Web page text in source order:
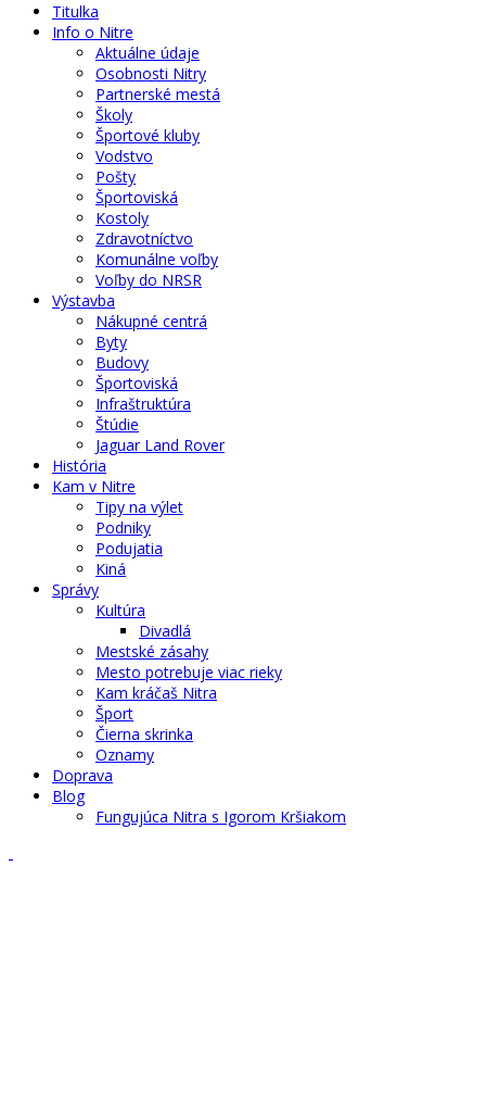
Titulka
Info o Nitre
Aktuálne údaje
Osobnosti Nitry
Partnerské mestá
Školy
Športové kluby
Vodstvo
Pošty
Športoviská
Kostoly
Zdravotníctvo
Komunálne voľby
Voľby do NRSR
Výstavba
Nákupné centrá
Byty
Budovy
Športoviská
Infraštruktúra
Štúdie
Jaguar Land Rover
História
Kam v Nitre
Tipy na výlet
Podniky
Podujatia
Kiná
Správy
Kultúra
Divadlá
Mestské zásahy
Mesto potrebuje viac rieky
Kam kráčaš Nitra
Šport
Čierna skrinka
Oznamy
Doprava
Blog
Fungujúca Nitra s Igorom Kršiakom